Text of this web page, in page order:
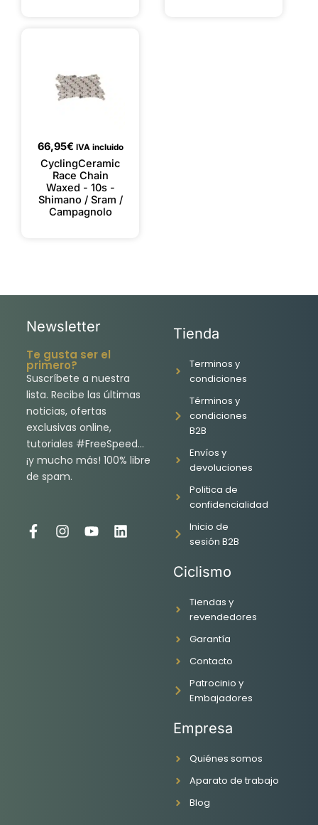
66,95€ IVA incluido
CyclingCeramic
Race Chain
Waxed - 10s -
Shimano / Sram /
Campagnolo
Newsletter
Te gusta ser el
primero?
Suscríbete a nuestra
lista. Recibe las últimas
noticias, ofertas
exclusivas online,
tutoriales #FreeSpeed…
¡y mucho más! 100% libre
de spam.
F
I
Y
L
Tienda
Terminos y
condiciones
Términos y
condiciones
B2B
Envíos y
devoluciones
Politica de
confidencialidad
Inicio de
sesión B2B
Ciclismo
Tiendas y
revendedores
Garantía
Contacto
Patrocinio y
Embajadores
Empresa
Quiénes somos
Aparato de trabajo
Blog